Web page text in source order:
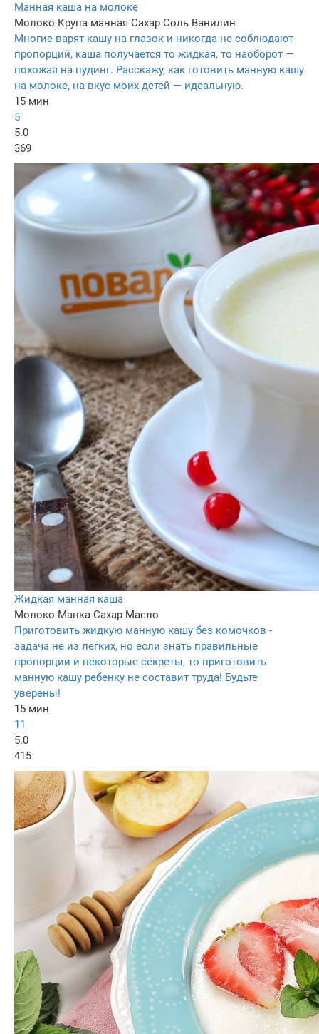
Манная каша на молоке
Молоко Крупа манная Сахар Соль Ванилин
Многие варят кашу на глазок и никогда не соблюдают
пропорций, каша получается то жидкая, то наоборот —
похожая на пудинг. Расскажу, как готовить манную кашу
на молоке, на вкус моих детей — идеальную.
15 мин
5
5.0
369
Жидкая манная каша
Молоко Манка Сахар Масло
Приготовить жидкую манную кашу без комочков -
задача не из легких, но если знать правильные
пропорции и некоторые секреты, то приготовить
манную кашу ребенку не составит труда! Будьте
уверены!
15 мин
11
5.0
415